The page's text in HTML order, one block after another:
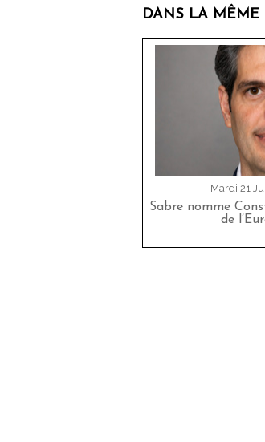
DANS LA MÊME
Mardi 21
Sabre nomme
de